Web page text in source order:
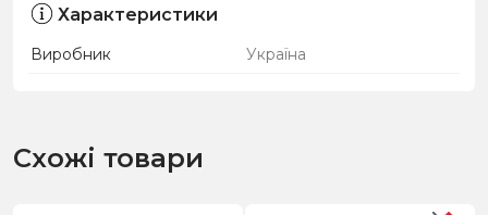
Характеристики
Виробник Україна
Схожі товари